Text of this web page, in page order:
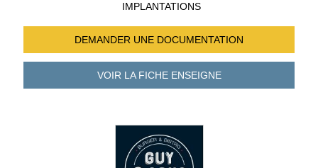
IMPLANTATIONS
DEMANDER UNE DOCUMENTATION
VOIR LA FICHEENSEIGNE